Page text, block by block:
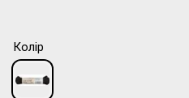
Колір